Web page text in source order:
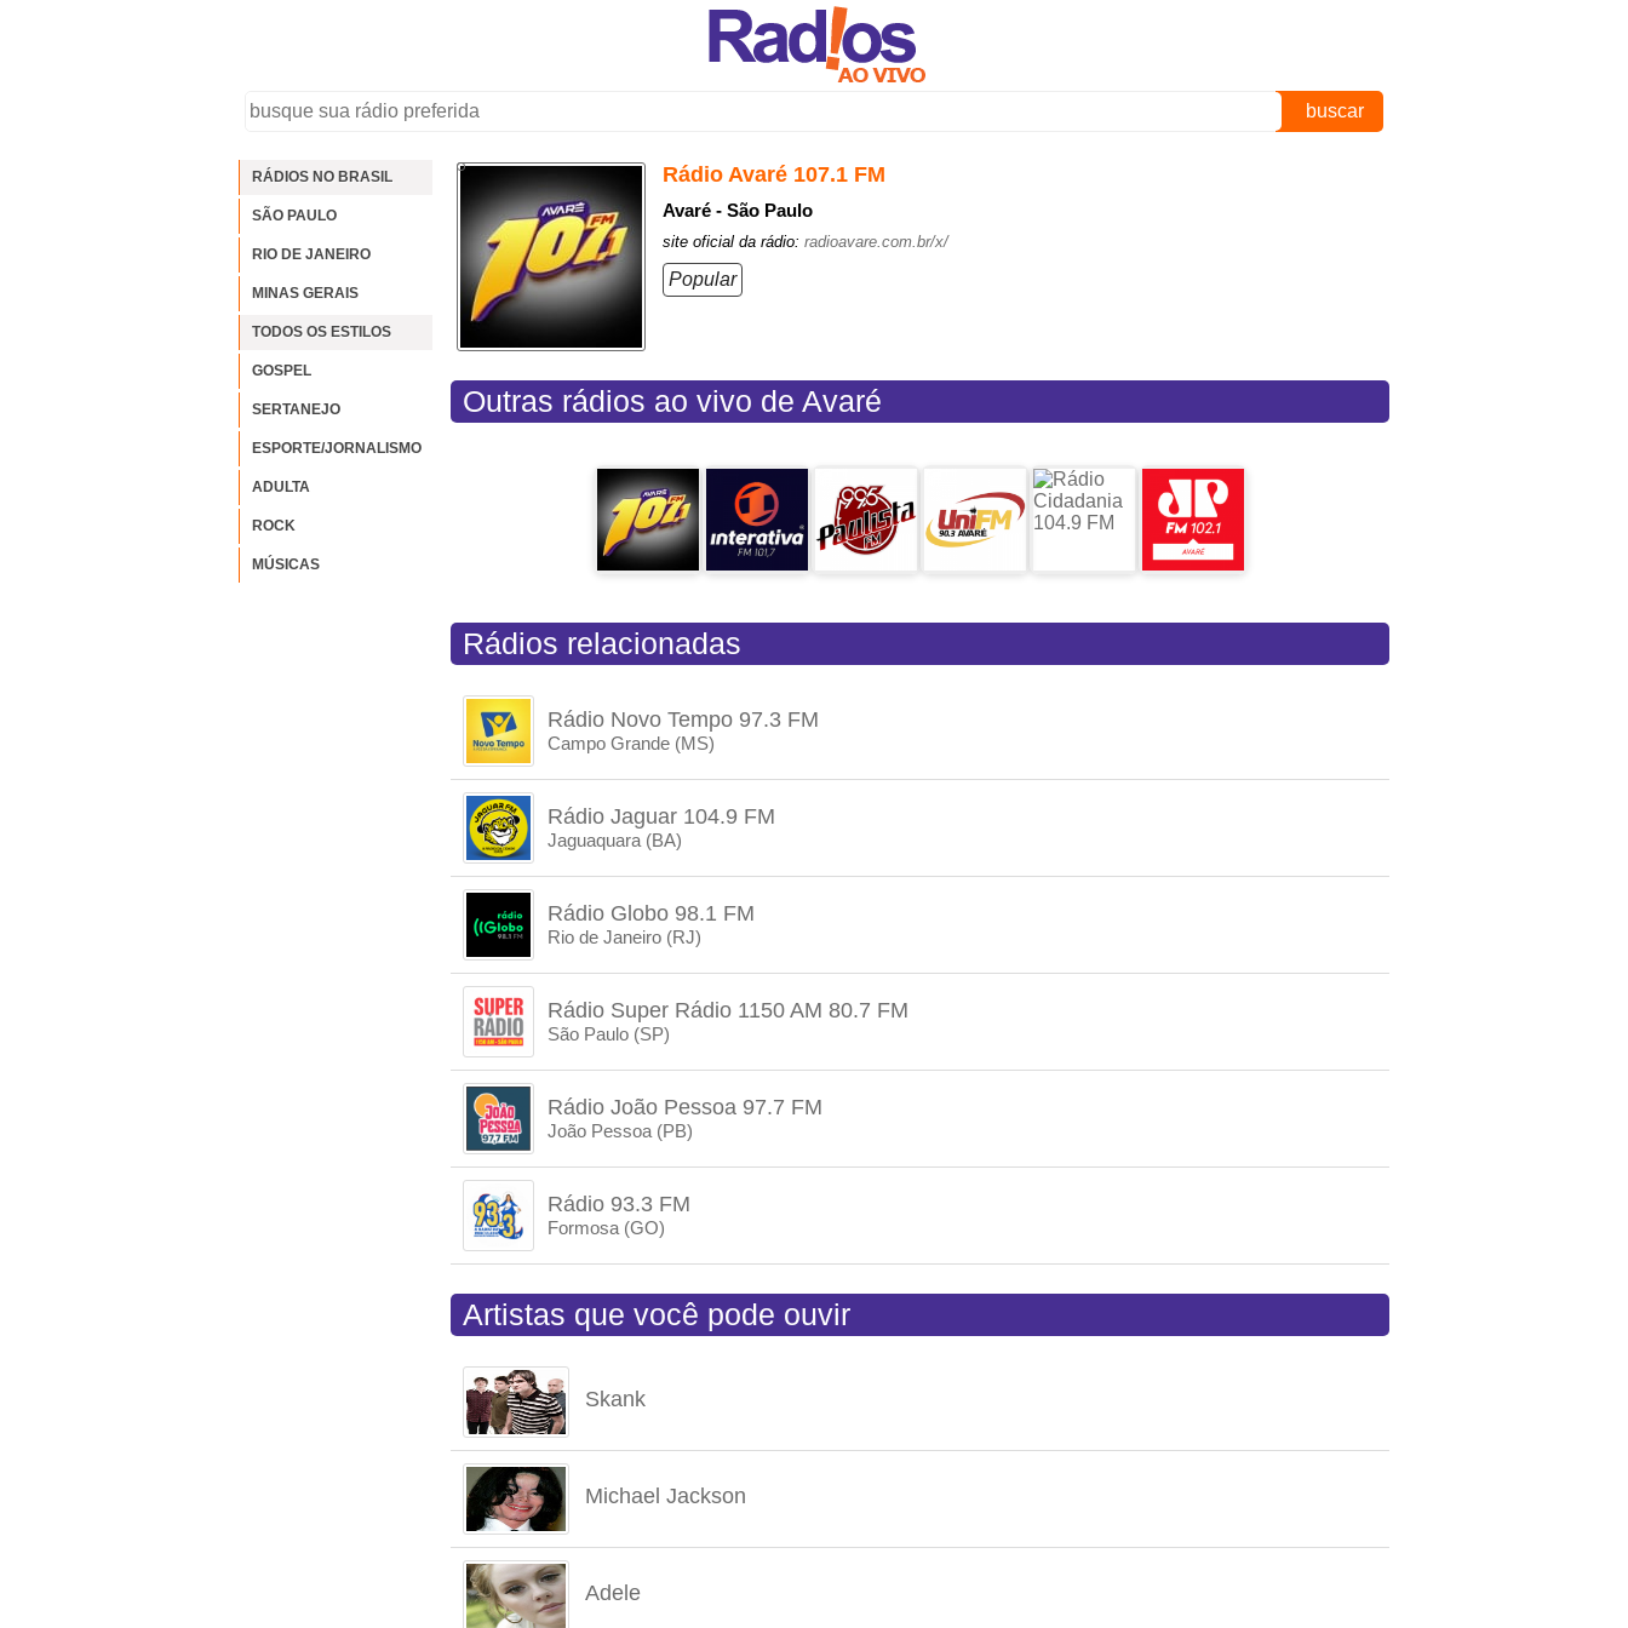
buscar
RÁDIOS NO BRASIL
SÃO PAULO
RIO DE JANEIRO
MINAS GERAIS
TODOS OS ESTILOS
GOSPEL
SERTANEJO
ESPORTE/JORNALISMO
ADULTA
ROCK
MÚSICAS
Rádio Avaré 107.1 FM
Avaré - São Paulo
site oficial da rádio: radioavare.com.br/x/
Popular
Outras rádios ao vivo de Avaré
Rádios relacionadas
Rádio Novo Tempo 97.3 FM
Campo Grande (MS)
Rádio Jaguar 104.9 FM
Jaguaquara (BA)
Rádio Globo 98.1 FM
Rio de Janeiro (RJ)
Rádio Super Rádio 1150 AM 80.7 FM
São Paulo (SP)
Rádio João Pessoa 97.7 FM
João Pessoa (PB)
Rádio 93.3 FM
Formosa (GO)
Artistas que você pode ouvir
Skank
Michael Jackson
Adele